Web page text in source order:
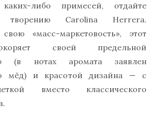
либо примесей, отдайте
творению Carolina Herrera.
«масс-маркетовость», этот
своей предельной
(в нотах аромата заявлен
мёд) и красотой дизайна — с
вместо классического